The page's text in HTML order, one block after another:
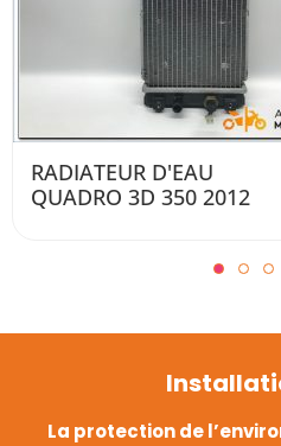
MAÎTRE-CYLINDRE DE
FREIN ARRIÈRE QUADRO